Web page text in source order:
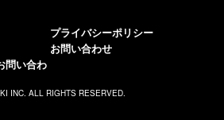
問い合わ
プライバシーポリシー
お問い合わせ
INC. ALL RIGHTS RESERVED.